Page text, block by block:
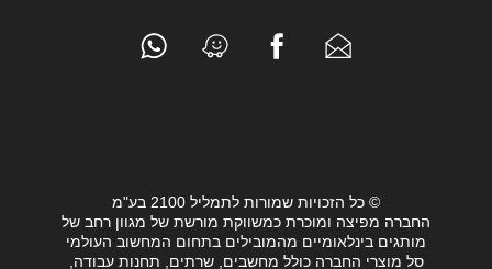
© כל הזכויות שמורות לתמליל 2100 בע"מ
החברה מפיצה ומוכרת כמשווקת מורשת של מגוון רחב של
מותגים בינלאומיים מהמובילים בתחום המחשוב העולמי
סל מוצרי החברה כולל מחשבים, שרתים, תחנות עבודה,